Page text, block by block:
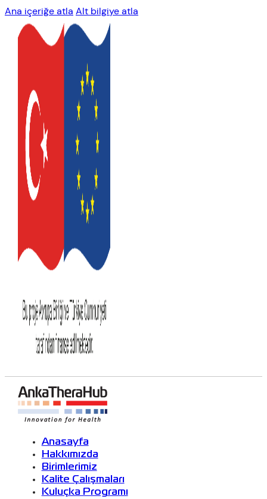
Ana içeriğe atla Alt bilgiye atla
Anasayfa
Hakkımızda
Birimlerimiz
Kalite Çalışmaları
Kuluçka Programı